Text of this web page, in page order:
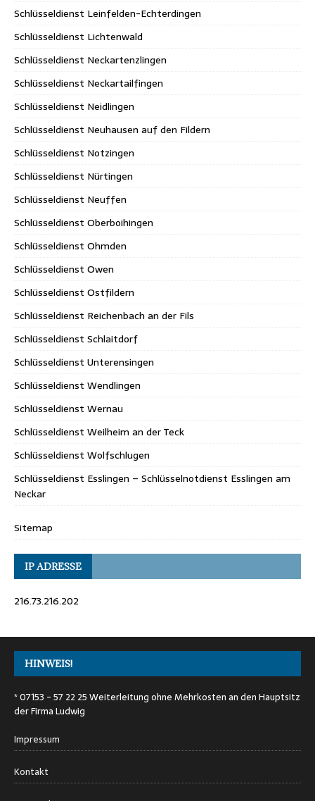
Schlüsseldienst Leinfelden-Echterdingen
Schlüsseldienst Lichtenwald
Schlüsseldienst Neckartenzlingen
Schlüsseldienst Neckartailfingen
Schlüsseldienst Neidlingen
Schlüsseldienst Neuhausen auf den Fildern
Schlüsseldienst Notzingen
Schlüsseldienst Nürtingen
Schlüsseldienst Neuffen
Schlüsseldienst Oberboihingen
Schlüsseldienst Ohmden
Schlüsseldienst Owen
Schlüsseldienst Ostfildern
Schlüsseldienst Reichenbach an der Fils
Schlüsseldienst Schlaitdorf
Schlüsseldienst Unterensingen
Schlüsseldienst Wendlingen
Schlüsseldienst Wernau
Schlüsseldienst Weilheim an der Teck
Schlüsseldienst Wolfschlugen
Schlüsseldienst Esslingen – Schlüsselnotdienst Esslingen am
Neckar
Sitemap
IP ADRESSE
216.73.216.202
HINWEIS!
* 07153 - 57 22 25 Weiterleitung ohne Mehrkosten an den Hauptsitz
der Firma Ludwig
Impressum
Kontakt